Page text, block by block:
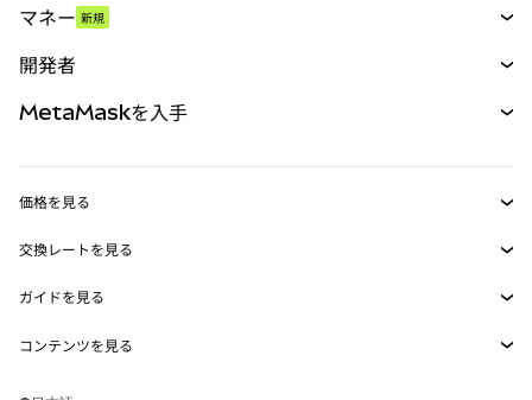
パーペチュアル
RWA
マネー 新規
開発者
MetaMask Connect
Snaps
Web3サービス
MetaMaskを入手
セキュリティ
サポート
キャリア
価格を見る
イーサリアムの価格
Solanaの価格
交換レートを見る
ETH→USD
USDT→INR
ガイドを見る
ETHの購入
コンテンツを見る